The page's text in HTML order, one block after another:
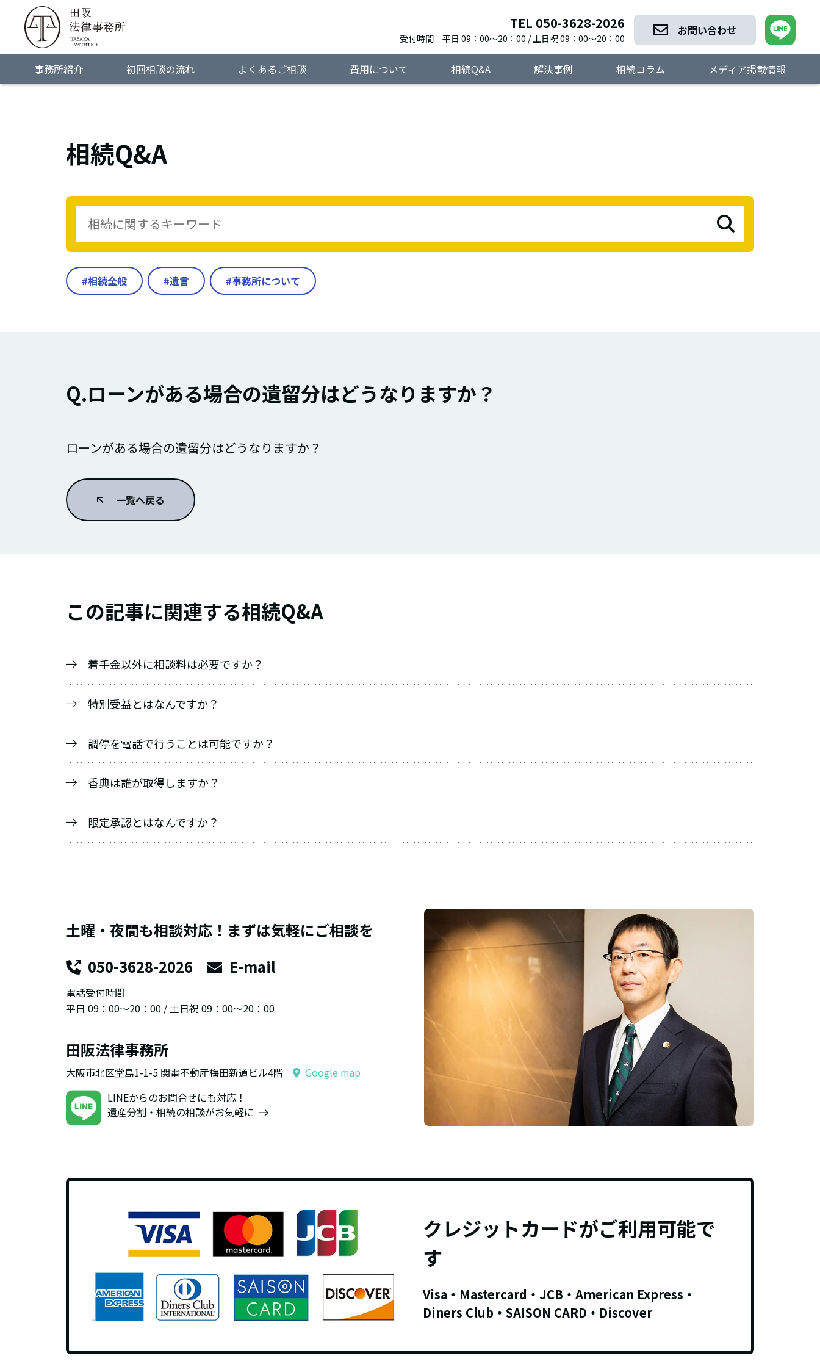
TEL 050-3628-2026
受付時間 平日 09：00～20：00 / 土日祝 09：00～20：00
お問い合わせ
事務所紹介 初回相談の流れ よくあるご相談 費用について 相続Q&A 解決事例 相続コラム メディア掲載情報
相続Q&A
相続全般 遺言 事務所について
Q.ローンがある場合の遺留分はどうなりますか？
ローンがある場合の遺留分はどうなりますか？
一覧へ戻る
この記事に関連する相続Q&A
着手金以外に相談料は必要ですか？
特別受益とはなんですか？
調停を電話で行うことは可能ですか？
香典は誰が取得しますか？
限定承認とはなんですか？
土曜・夜間も相談対応！まずは気軽にご相談を
050-3628-2026
E-mail
電話受付時間
平日 09：00～20：00 / 土日祝 09：00～20：00
田阪法律事務所
大阪市北区堂島1-1-5 関電不動産梅田新道ビル4階
Google map
LINEからのお問合せにも対応！
遺産分割・相続の相談がお気軽に
弁護
クレジットカードがご利用可能で
す
Visa・Mastercard・JCB・American Express・
Diners Club・SAISON CARD・Discover